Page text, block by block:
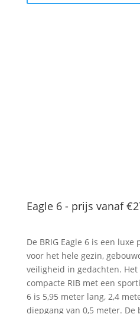
Eagle 6 - prijs vanaf
De BRIG Eagle 6 is een
voor het hele gezin,
veiligheid in gedachten. Het
compacte RIB met een
6 is 5,95 meter lang, 2,4
diepgang van 0,5 meter. De